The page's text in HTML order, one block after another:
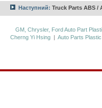
Наступний: Truck Parts ABS /
GM, Chrysler, Ford Auto Part
Cherng Yi Hsing |Auto Parts